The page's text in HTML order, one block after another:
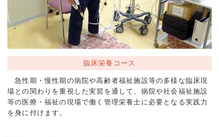
臨床栄養コース
急性期・慢性期の病院や高齢者福祉施設等の多様な臨床現
場との関わりを重視した実習を通して、病院や社会福祉施設
等の医療・福祉の現場で働く管理栄養士に必要となる実践力
を身に付けます。